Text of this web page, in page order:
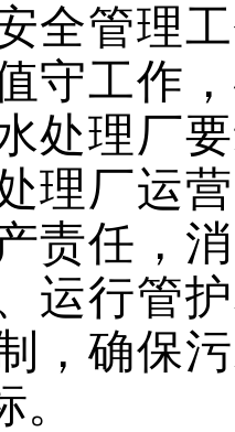
全管理
守工作
处理厂
理厂运
责任 ，
运行管护
，确保
。